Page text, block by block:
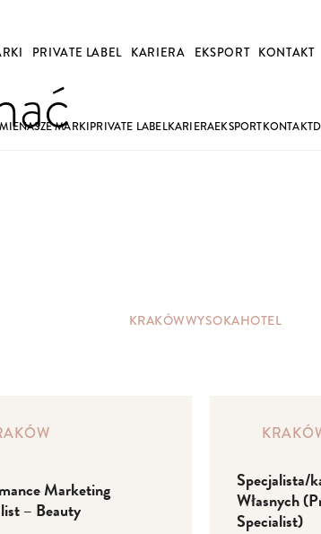
PRIVATE LABEL KARIERA EKSPORT KONTAKT
NASZE MARKIPRIVATE LABELKARIERAEKSPORTKONTAKT
KRAKÓWWYSOKAHOTEL
Marketing
– Beauty
Specjalista/
Własnych
Specialist)